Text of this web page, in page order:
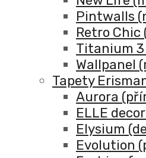
Pintwalls
Retro
Titanium 3
Wallpanel
Tapety
Aurora
ELLE
Elysium
Evolution